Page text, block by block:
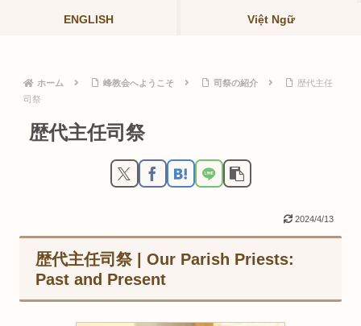
ENGLISH Việt Ngữ
ホーム 峰教会へようこそ 司祭の紹介
歴代主任
司祭
歴代主任司祭
2024/4/13
歴代主任司祭 | Our Parish Priests:
Past and Present